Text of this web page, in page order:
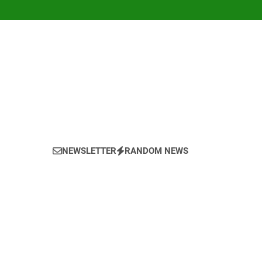
NEWSLETTER RANDOM NEWS